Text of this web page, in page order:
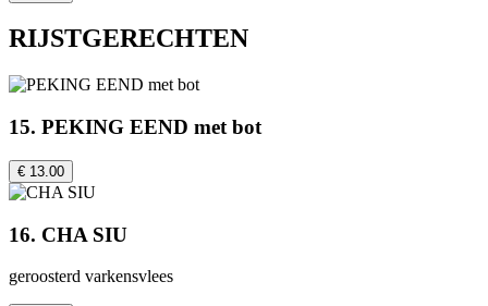
RIJSTGERECHTEN
15. PEKING EEND met bot
€ 13.00
16. CHA SIU
geroosterd varkensvlees